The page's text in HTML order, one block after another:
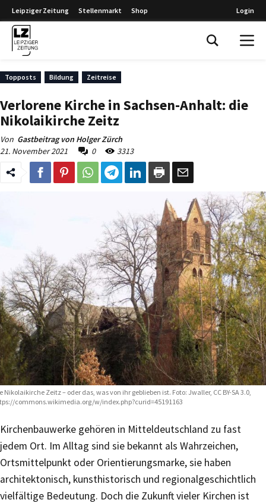
Leipziger Zeitung Stellenmarkt Shop Login
Topposts Bildung Zeitreise
Verlorene Kirche in Sachsen-Anhalt: die
Nikolaikirche Zeitz
Von Gastbeitrag von Holger Zürch
21. November 2021
0 3313
Nikolaikirche Zeitz – oder das, was von ihr geblieben ist. Foto: Jwaller, CC BY-SA 3.0,
commons.wikimedia.org/w/index.php?curid=45191163
Kirchenbauwerke gehören in Mitteldeutschland zu fast
jedem Ort. Im Alltag sind sie bekannt als Wahrzeichen,
Ortsmittelpunkt oder Orientierungsmarke, sie haben
architektonisch, kunsthistorisch und regionalgeschichtlich
vielfältige Bedeutung. Doch die Zukunft vieler Kirchen ist